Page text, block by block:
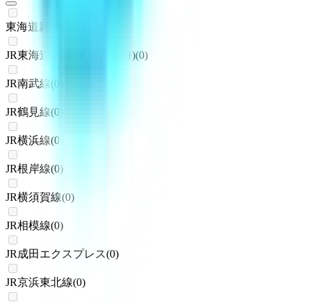
東海道新幹線
JR東海道本線(東京～熱海)(0)
JR南武線(0
JR鶴見線(0
JR横浜線(0
JR根岸線(0)
JR横須賀線(0)
JR相模線(0)
JR成田エクスプレス(0)
JR京浜東北線(0)